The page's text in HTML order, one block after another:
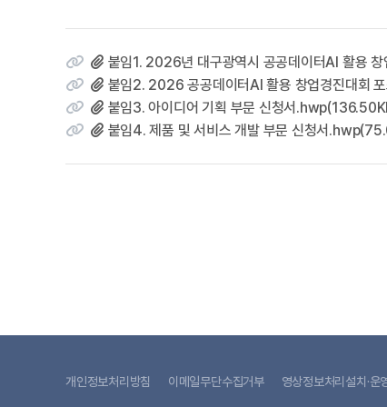
붙임1. 2026년 대구광역시 공공데이터AI 활용
붙임2. 2026 공공데이터AI 활용 창업경진대회
붙임3. 아이디어 기획 부문 신청서
붙임4. 제품 및 서비스 개발 부문 신청서
개인정보처리방침 이메일무단수집거부 영상정보처리설치·운